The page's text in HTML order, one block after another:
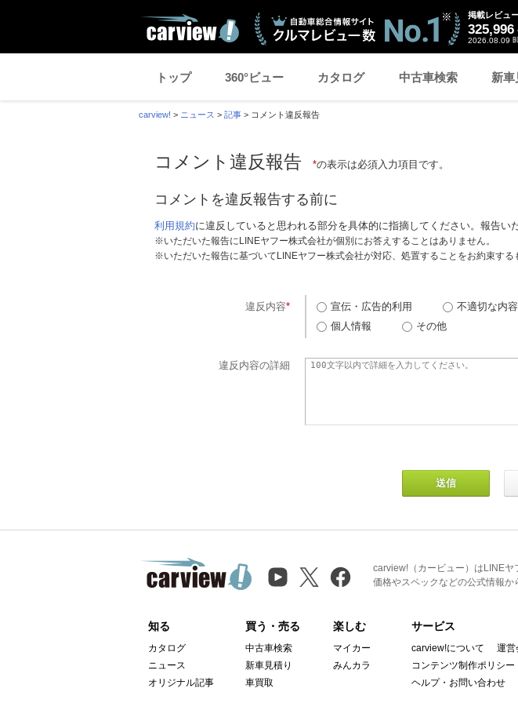
掲載レビュ
325,996
2026.08.09
トップ 360°ビュー カタログ 中古車検索 新車
carview! > ニュース > 記事 > コメント違反報告
コメント違反報告 *の表示は必須入力項目です。
コメントを違反報告する前に
利用規約に違反していると思われる部分を具体的に指摘してください。報告
※いただいた報告にLINEヤフー株式会社が個別にお答えすることはありません。
※いただいた報告に基づいてLINEヤフー株式会社が対応、処置することをお約束する
違反内容* 宣伝・広告的利用 不適切な内容
個人情報
その他
違反内容の詳細
carview!（カービュー）はLINEヤ
価格やスペックなどの公式情報か
知る
カタログ
ニュース
オリジナル記事
買う・売る
中古車検索
新車見積り
車買取
楽しむ
マイカー
みんカラ
サービス
carview!について 運営
コンテンツ制作ポリシー
ヘルプ・お問い合わせ